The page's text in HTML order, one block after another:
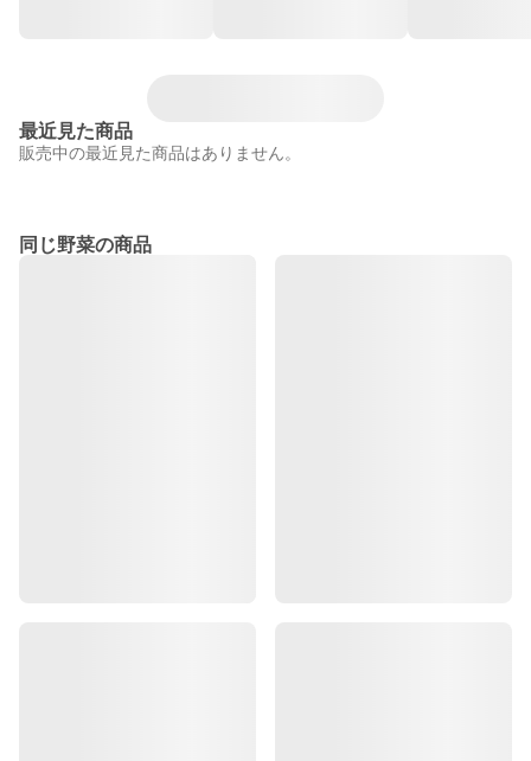
最近見た商品
販売中の最近見た商品はありません。
同じ野菜の商品